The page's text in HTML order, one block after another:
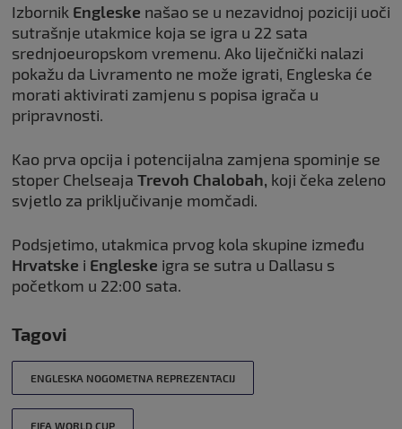
Izbornik Engleske našao se u nezavidnoj poziciji uoči
sutrašnje utakmice koja se igra u 22 sata
srednjoeuropskom vremenu. Ako liječnički nalazi
pokažu da Livramento ne može igrati, Engleska će
morati aktivirati zamjenu s popisa igrača u
pripravnosti.
Kao prva opcija i potencijalna zamjena spominje se
stoper Chelseaja Trevoh Chalobah, koji čeka zeleno
svjetlo za priključivanje momčadi.
Podsjetimo, utakmica prvog kola skupine između
Hrvatske i Engleske igra se sutra u Dallasu s
početkom u 22:00 sata.
Tagovi
ENGLESKA NOGOMETNA REPREZENTACIJ
FIFA WORLD CUP